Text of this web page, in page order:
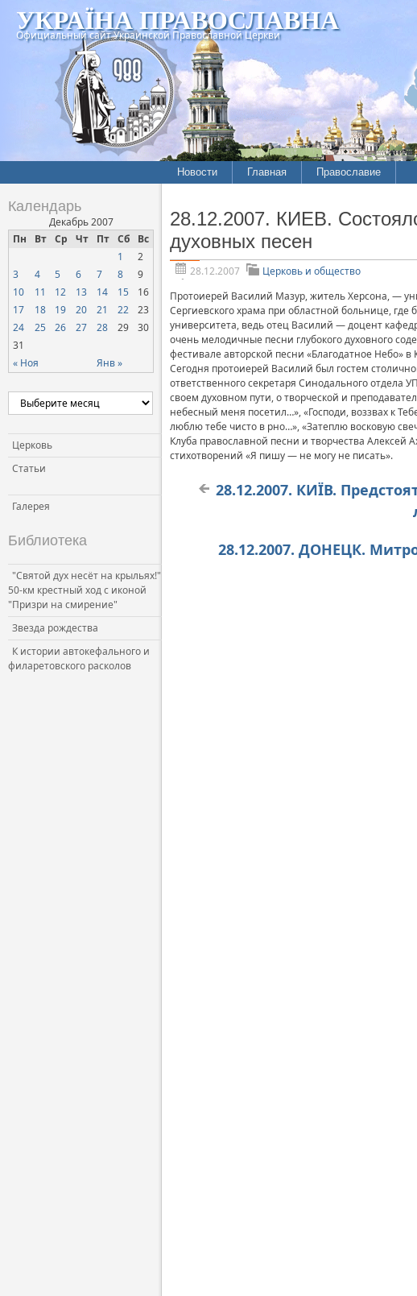
УКРАЇНА ПРАВОСЛАВНА
Официальный сайт Украинской Православной Церкви
Новости
Межконфессиональные
Нарушения прав
верующих
Официальная хроника
Расколы, ереси, секты
СОЦИАЛЬНОЕ
СЛУЖЕНИЕ
Церковь и власть
Церковь и общество
Церковь и СМИ
Главная Православие
История
Хроники
Календарь
Декабрь 2007
Пн
Вт Ср Чт Пт Сб Вс
« Ноя Янв »
1
2
3
4 5 6 7 8
9
10
11 12 13 14 15
16
17
18 19 20 21 22
23
24
25 26 27 28 29
30
31
Церковь
Статьи
Галерея
Библиотека
"Святой дух несёт на крыльях!"
50-км крестный ход с иконой
"Призри на смирение"
Звезда рождества
К истории автокефального и
филаретовского расколов
28.12.2007. КИЕВ.
духовных песен
28.12.2007
Церковь и общество
Протоиерей Василий Мазур, житель Херсона, —
Сергиевского храма при областной больнице,
университета, ведь отец Василий — доцент
очень мелодичные песни глубокого духовного
фестивале авторской песни «Благодатное Небо»
Сегодня протоиерей Василий был гостем
ответственного секретаря Синодального
своем духовном пути, о творческой и
небесный меня посетил…», «Господи, воззвах к
люблю тебе чисто в рно…», «Затеплю восковую
Клуба православной песни и творчества
стихотворений «Я пишу — не могу не писать».
28.12.2007. КИЇВ.
28.12.2007. ДОНЕЦК.